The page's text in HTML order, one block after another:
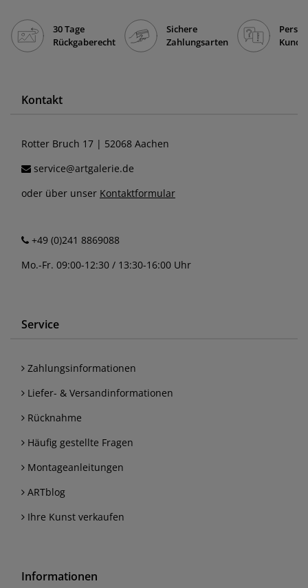
30 Tage
Rückgaberecht
Sichere
Zahlungsarten
Kontakt
Rotter Bruch 17 | 52068 Aachen
service@artgalerie.de
oder über unser Kontaktformular
+49 (0)241 8869088
Mo.-Fr. 09:00-12:30 / 13:30-16:00 Uhr
Service
Zahlungsinformationen
Liefer- & Versandinformationen
Rücknahme
Häufig gestellte Fragen
Montageanleitungen
ARTblog
Ihre Kunst verkaufen
Informationen